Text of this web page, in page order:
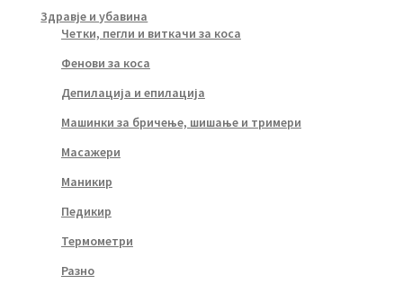
Здравје и убавина
Четки, пегли и виткачи за коса
Фенови за коса
Депилација и епилација
Машинки за бричење, шишање и тримери
Масажери
Маникир
Педикир
Термометри
Разно